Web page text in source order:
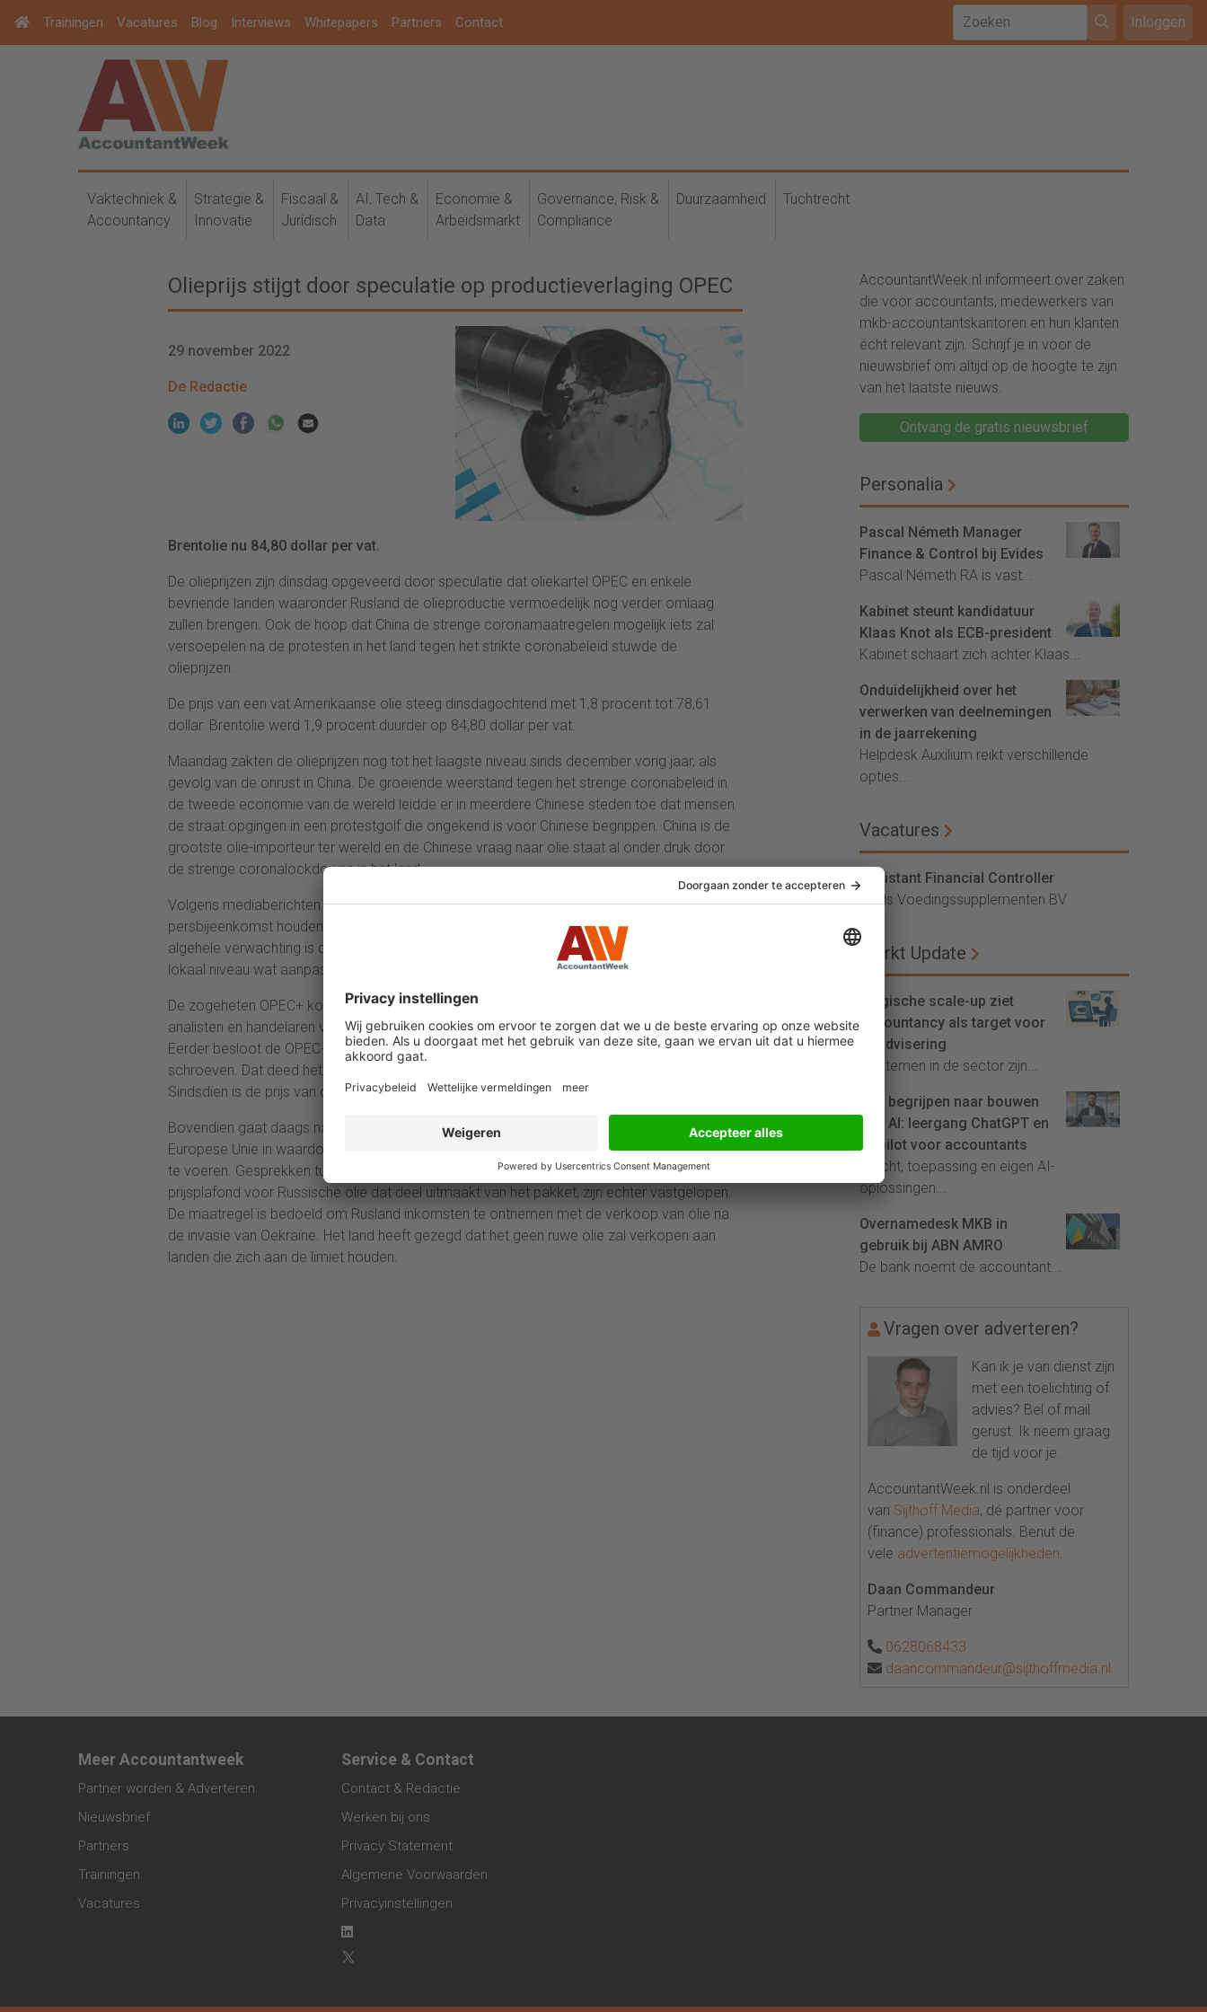
Trainingen Vacatures Blog Interviews Whitepapers Partners Contact Inloggen
Vaktechniek &
Accountancy
Strategie &
Innovatie
Fiscaal &
Juridisch
AI, Tech &
Data
Economie &
Arbeidsmarkt
Governance, Risk &
Compliance
Duurzaamheid Tuchtrecht
Olieprijs stijgt door speculatie op productieverlaging OPEC
29 november 2022
De Redactie
Brentolie nu 84,80 dollar per vat.
De olieprijzen zijn dinsdag opgeveerd door speculatie dat oliekartel OPEC en enkele
bevriende landen waaronder Rusland de olieproductie vermoedelijk nog verder omlaag
zullen brengen. Ook de hoop dat China de strenge coronamaatregelen mogelijk iets zal
versoepelen na de protesten in het land tegen het strikte coronabeleid stuwde de
olieprijzen.
De prijs van een vat Amerikaanse olie steeg dinsdagochtend met 1,8 procent tot 78,61
dollar. Brentolie werd 1,9 procent duurder op 84,80 dollar per vat.
Maandag zakten de olieprijzen nog tot het laagste niveau sinds december vorig jaar, als
gevolg van de onrust in China. De groeiende weerstand tegen het strenge coronabeleid in
de tweede economie van de wereld leidde er in meerdere Chinese steden toe dat mensen
de straat opgingen in een protestgolf die ongekend is voor Chinese begrippen. China is de
grootste olie-importeur ter wereld en de Chinese vraag naar olie staat al onder druk door
de strenge coronalockdowns in het land.
Volgens mediaberichten zullen de Chinese autoriteiten om 08.00 uur Nederlandse tijd een
persbijeenkomst houden over de preventie- en bestrijdingsmaatregelen van corona. De
algehele verwachting is dat China zal vasthouden aan het strenge beleid, maar mogelijk op
lokaal niveau wat aanpassingen zal doen om de onrust wat tot bedaren te brengen.
De zogeheten OPEC+ komt zondag bij elkaar voor zijn maandelijkse vergadering en
analisten en handelaren verwachten dat het oliekartel de productie verder zal verlagen.
Eerder besloot de OPEC+ de productie in december al met 2 miljoen vaten per dag terug te
schroeven. Dat deed het oliekartel om de prijs van de fossiele brandstof te stutten.
Sindsdien is de prijs van olie echter verder weggezakt.
Bovendien gaat daags na de OPEC+-vergadering in Wenen een pakket sancties van de
Europese Unie in waardoor het verboden wordt om Russische olie via zee het landenblok in
te voeren. Gesprekken tussen EU-diplomaten om overeenstemming te bereiken over een
prijsplafond voor Russische olie dat deel uitmaakt van het pakket, zijn echter vastgelopen.
De maatregel is bedoeld om Rusland inkomsten te ontnemen met de verkoop van olie na
de invasie van Oekraïne. Het land heeft gezegd dat het geen ruwe olie zal verkopen aan
landen die zich aan de limiet houden.
AccountantWeek.nl informeert over zaken
die voor accountants, medewerkers van
mkb-accountantskantoren en hun klanten
écht relevant zijn. Schrijf je in voor de
nieuwsbrief om altijd op de hoogte te zijn
van het laatste nieuws.
Ontvang de gratis nieuwsbrief
Personalia
Pascal Németh Manager
Finance & Control bij Evides
Pascal Németh RA is vast...
Kabinet steunt kandidatuur
Klaas Knot als ECB-president
Kabinet schaart zich achter Klaas...
Onduidelijkheid over het
verwerken van deelnemingen
in de jaarrekening
Helpdesk Auxilium reikt verschillende
opties...
Vacatures
Assistant Financial Controller
Vitals Voedingssupplementen BV
Markt Update
Belgische scale-up ziet
accountancy als target voor
AI-advisering
'Systemen in de sector zijn...
Van begrijpen naar bouwen
met AI: leergang ChatGPT en
Copilot voor accountants
Inzicht, toepassing en eigen AI-
oplossingen...
Overnamedesk MKB in
gebruik bij ABN AMRO
De bank noemt de accountant...
Vragen over adverteren?
Kan ik je van dienst zijn
met een toelichting of
advies? Bel of mail
gerust. Ik neem graag
de tijd voor je.
AccountantWeek.nl is onderdeel
van Sijthoff Media, dé partner voor
(finance) professionals. Benut de
vele advertentiemogelijkheden.
Daan Commandeur
Partner Manager
0628068433
daancommandeur@sijthoffmedia.nl
Meer Accountantweek
Partner worden & Adverteren
Nieuwsbrief
Partners
Trainingen
Vacatures
Service & Contact
Contact & Redactie
Werken bij ons
Privacy Statement
Algemene Voorwaarden
Privacyinstellingen